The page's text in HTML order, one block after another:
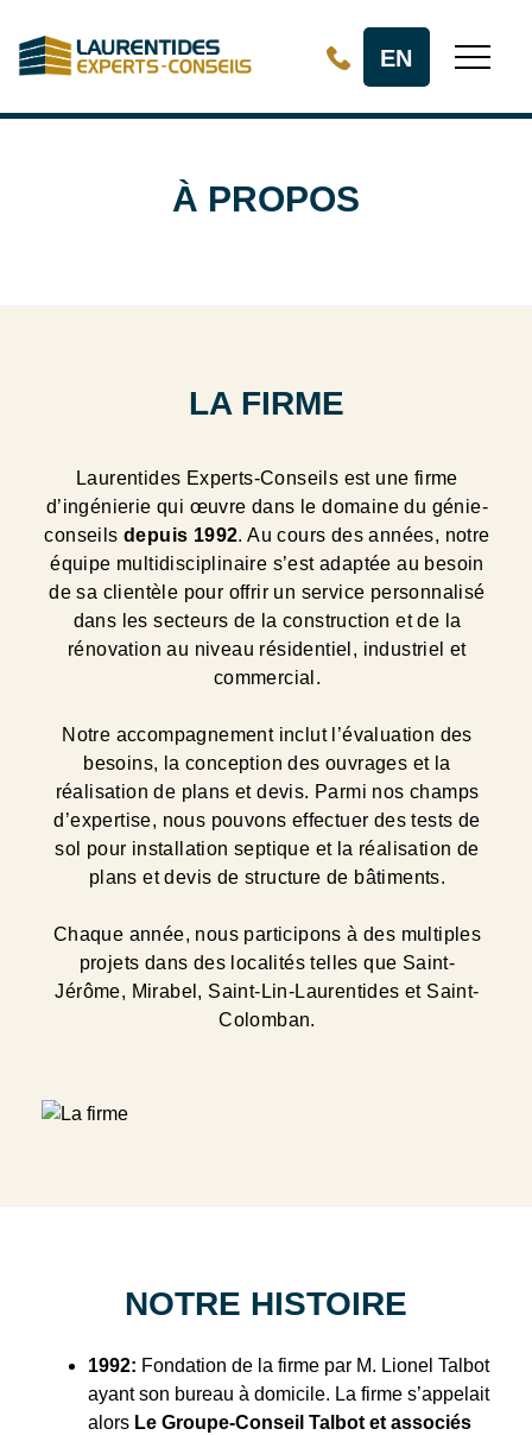
EN
À PROPOS
LA FIRME
Laurentides Experts-Conseils est une firme
d’ingénierie qui œuvre dans le domaine du génie-
conseils depuis 1992. Au cours des années, notre
équipe multidisciplinaire s’est adaptée au besoin
de sa clientèle pour offrir un service personnalisé
dans les secteurs de la construction et de la
rénovation au niveau résidentiel, industriel et
commercial.
Notre accompagnement inclut l’évaluation des
besoins, la conception des ouvrages et la
réalisation de plans et devis. Parmi nos champs
d’expertise, nous pouvons effectuer des tests de
sol pour installation septique et la réalisation de
plans et devis de structure de bâtiments.
Chaque année, nous participons à des multiples
projets dans des localités telles que Saint-
Jérôme, Mirabel, Saint-Lin-Laurentides et Saint-
Colomban.
NOTRE HISTOIRE
1992: Fondation de la firme par M. Lionel Talbot
ayant son bureau à domicile. La firme s’appelait
alors Le Groupe-Conseil Talbot et associés